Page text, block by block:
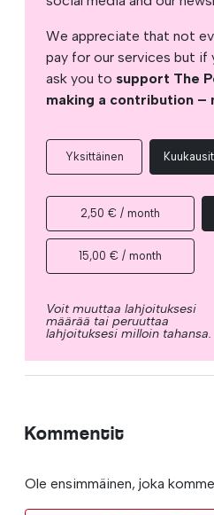
We appreciate that not
pay for our services but if
ask you to support The
making a contribution –
Yksittäinen
2,50 € / month
15,00 € / month
Voit muuttaa lahjoituksesi
määrää tai peruuttaa
lahjoituksesi milloin tahansa.
Kommentit
Ole ensimmäinen, joka